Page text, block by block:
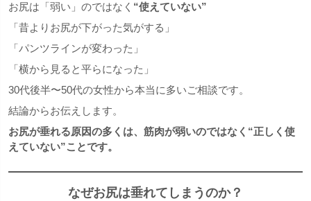
お尻は「弱い」のではなく “使えていない”
「昔よりお尻が下がった気がする」
「パンツラインが変わった」
「横から見ると平らになった」
30代後半〜50代の女性から本当に多いご相談です。
結論からお伝えします。
お尻が垂れる原因の多くは、筋肉が弱いのではなく “正しく使
えていない”ことです。
なぜお尻は垂れてしまうのか？